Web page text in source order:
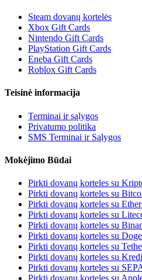
Steam dovanų kortelės
Xbox Gift Cards
Nintendo Gift Cards
PlayStation Gift Cards
Eneba Gift Cards
Roblox Gift Cards
Teisinė informacija
Terminai ir sąlygos
Privatumo politika
SMS Terminai ir Sąlygos
Mokėjimo Būdai
Pirkti dovanų korteles su
Pirkti dovanų korteles su
Pirkti dovanų korteles su
Pirkti dovanų korteles su
Pirkti dovanų korteles su
Pirkti dovanų korteles su
Pirkti dovanų korteles su
Pirkti dovanų korteles su
Pirkti dovanų korteles su
Pirkti dovanų korteles su